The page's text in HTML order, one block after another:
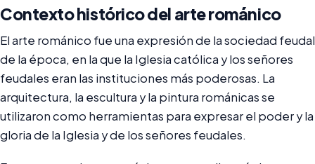
Contexto histórico del arte románico
El arte románico fue una expresión de la sociedad feudal
de la época, en la que la Iglesia católica y los señores
feudales eran las instituciones más poderosas. La
arquitectura, la escultura y la pintura románicas se
utilizaron como herramientas para expresar el poder y la
gloria de la Iglesia y de los señores feudales.